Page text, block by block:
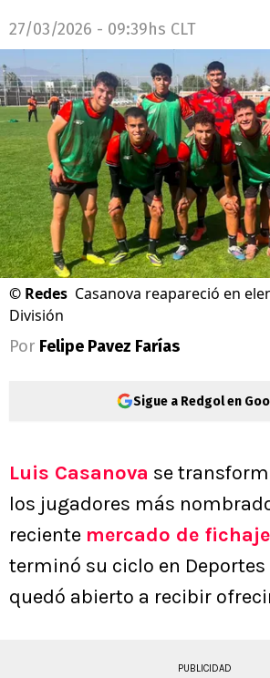
27/03/2026 - 09:39hs CLT
© Redes Casanova reapareció en
División
Por Felipe Pavez Farías
Sigue a Redgol en
Luis Casanova se
los jugadores más
reciente mercado de
terminó su ciclo en
quedó abierto a recibir
PUBLICIDAD